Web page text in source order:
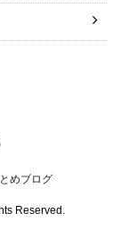
めブログ
Reserved.